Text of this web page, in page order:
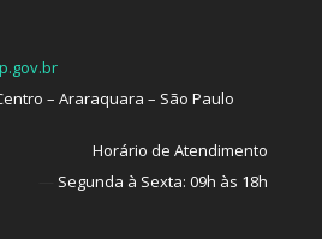
– Araraquara – São Paulo
Horário de Atendimento
Segunda à Sexta: 09h às 18h